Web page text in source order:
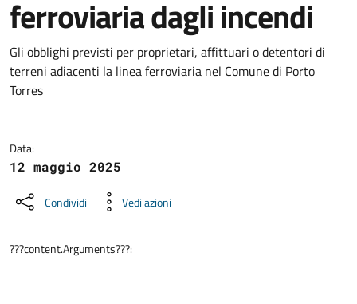
ferroviaria dagli incendi
Dettagli della notizia
Gli obblighi previsti per proprietari, affittuari o detentori di
terreni adiacenti la linea ferroviaria nel Comune di Porto
Torres
Data:
12 maggio 2025
Condividi Vedi azioni
???content.Arguments???: